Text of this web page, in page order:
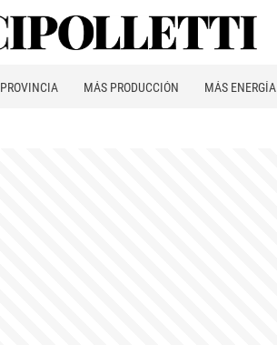
PROVINCIA MÁS PRODUCCIÓN MÁS ENERGÍA